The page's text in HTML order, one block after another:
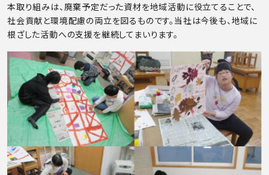
本取り組みは、廃棄予定だった資材を地域活動に役立てることで、
社会貢献と環境配慮の両立を図るものです。当社は今後も、地域に
根ざした活動への支援を継続してまいります。